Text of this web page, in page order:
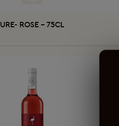
AJOUTER AU PANIER
ROSE - 75CL